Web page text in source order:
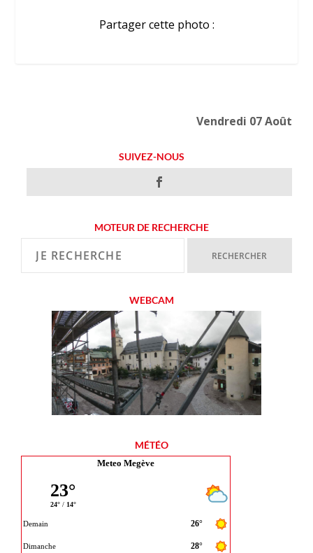
Partager cette photo :
Vendredi 07 Août
SUIVEZ-NOUS
MOTEUR DE RECHERCHE
WEBCAM
MÉTÉO
Meteo Megève